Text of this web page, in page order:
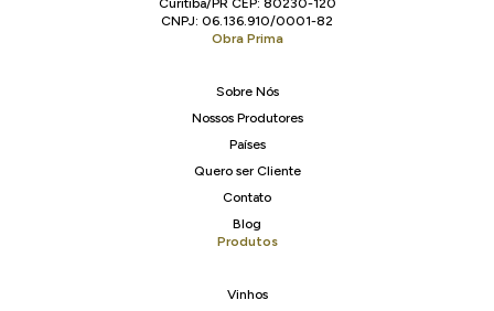
CNPJ: 06.136.910/0001-82
Obra Prima
Sobre Nós
Nossos Produtores
Países
Quero ser Cliente
Contato
Blog
Produtos
Vinhos